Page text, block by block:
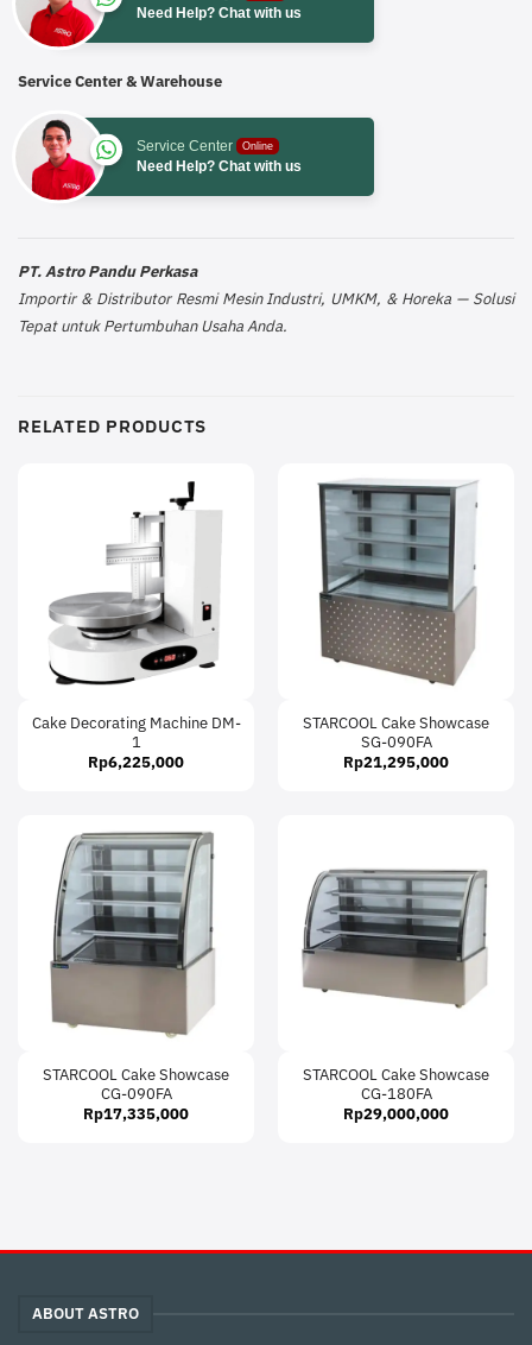
Need Help? Chat with us
Service Center & Warehouse
Service Center Online
Need Help? Chat with us
PT. Astro Pandu Perkasa
Importir & Distributor Resmi Mesin Industri, UMKM, & Horeka — Solusi
Tepat untuk Pertumbuhan Usaha Anda.
RELATED PRODUCTS
Cake Decorating Machine DM-
1
Rp6,225,000
STARCOOL Cake Showcase
SG-090FA
Rp21,295,000
STARCOOL Cake Showcase
CG-090FA
Rp17,335,000
STARCOOL Cake Showcase
CG-180FA
Rp29,000,000
ABOUT ASTRO